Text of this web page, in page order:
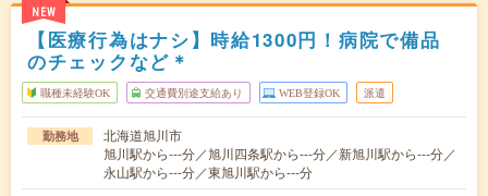
NEW
【医療行為はナシ】時給1300円！病院で備品
のチェックなど＊
職種未経験OK 交通費別途支給あり WEB登録OK 派遣
勤務地
北海道旭川市
旭川駅から---分／旭川四条駅から---分／新旭川駅から---分／
永山駅から---分／東旭川駅から---分